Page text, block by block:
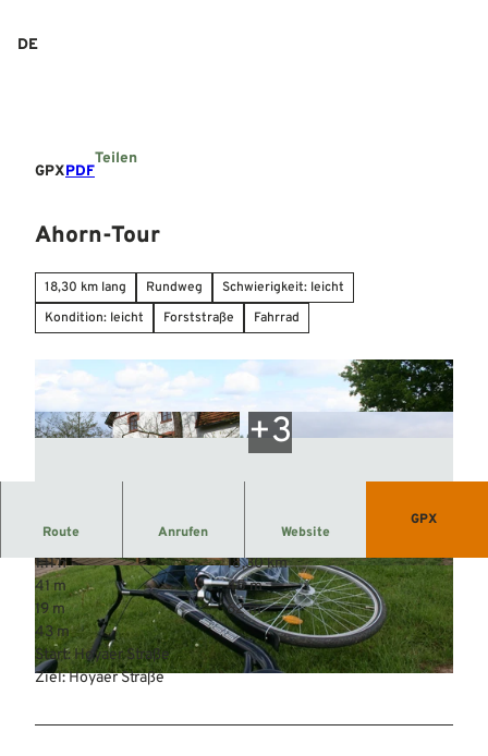
DE
GPXPDF
Teilen
Ahorn-Tour
18,30 km lang Rundweg
Schwierigkeit: leicht
Kondition: leicht
Forststraße Fahrrad
© Mittelweser-Touristik GmbH |
© Mittelweser-Touristik GmbH | CC-BY © Mittelweser-Touristik GmbH |CC-BY
Route Anrufen Website
GPX
1:11 h
18,30 km
41 m
45 m
19 m
62 m
43 m
Start: Hoyaer Straße
Ziel: Hoyaer Straße